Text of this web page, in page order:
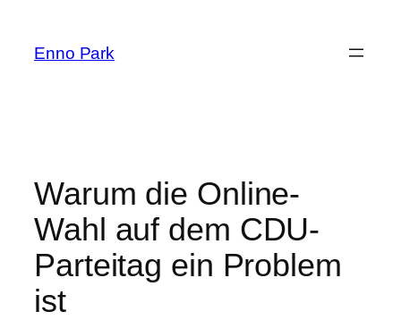
springen
Enno Park
Warum die Online-
Wahl auf dem CDU-
Parteitag ein Problem
ist